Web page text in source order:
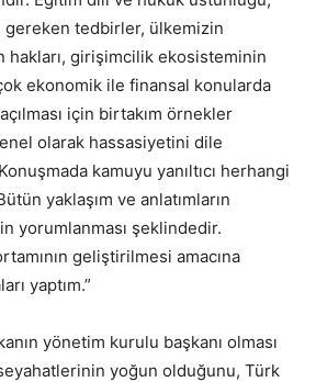
gereken tedbirler, ülkemizin
hakları, girişimcilik ekosisteminin
ekonomik ile finansal konularda
için birtakım örnekler
olarak hassasiyetini dile
kamuyu yanıltıcı herhangi
yaklaşım ve anlatımların
yorumlanması şeklindedir.
geliştirilmesi amacına
yaptım.”
yönetim kurulu başkanı olması
yoğun olduğunu, Türk